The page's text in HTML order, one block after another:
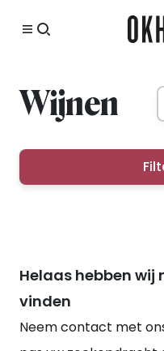
Wijnen
Helaas hebben wij
vinden
Neem contact met